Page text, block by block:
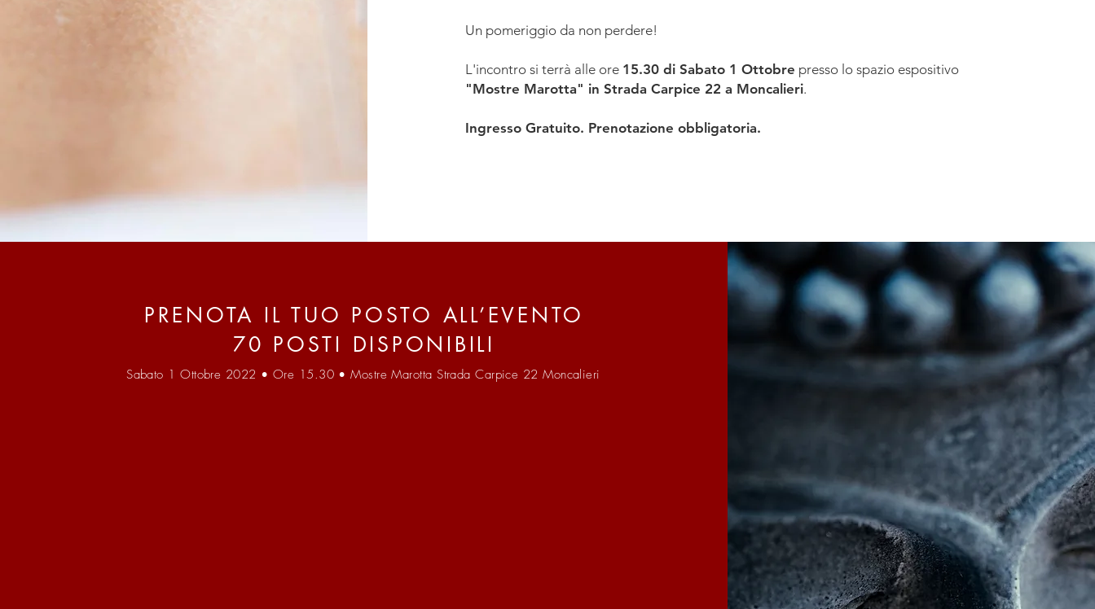
Un pomeriggio da non perdere!
L'incontro si terrà alle ore 15.30 di Sabato 1 Ottobre presso lo spazio espositivo
"Mostre Marotta" in Strada Carpice 22 a Moncalieri.
Ingresso Gratuito. Prenotazione obbligatoria.
PRENOTA IL TUO POSTO ALL’EVENTO
70 POSTI DISPONIBILI
Sabato 1 Ottobre 2022 • Ore 15.30 • Mostre Marotta Strada Carpice 22 Moncalieri